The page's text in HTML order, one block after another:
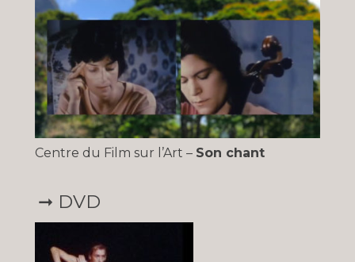
Centre du Film sur l’Art – Son chant
➞ DVD